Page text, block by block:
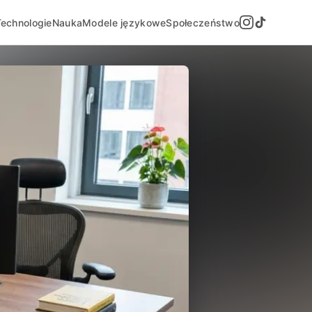
NaukaModele językoweSpołeczeństwo